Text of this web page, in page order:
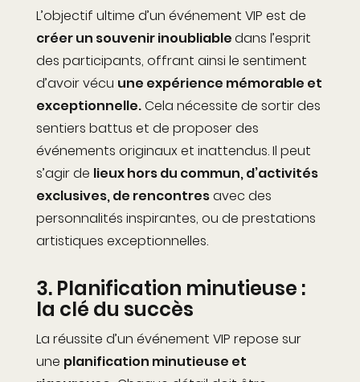
L’objectif ultime d’un événement VIP est de
créer un souvenir inoubliabledans l’esprit
des participants, offrant ainsi le sentiment
d’avoir vécu une expérience mémorable et
exceptionnelle.Cela nécessite de sortir des
sentiers battus et de proposer des
événements originauxet inattendus. Il peut
s’agir de lieux hors du commun, d’activités
exclusives, de rencontresavec des
personnalités inspirantes, ou de prestations
artistiques exceptionnelles.
3. Planification minutieuse :
la clé du succès
La réussite d’un événement VIP repose sur
une planification minutieuse et